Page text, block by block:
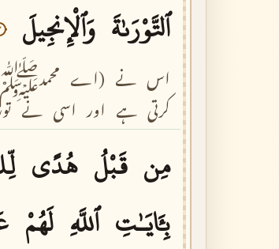
ٱلتَّوْرَىٰةَ وَٱلْإِنجِيلَ
اس نے (اے
کرتی ہے اور اسی نے
مِن قَبْلُ هُدًى
بِـَٔايَـٰتِ ٱللَّهِ لَهُمْ